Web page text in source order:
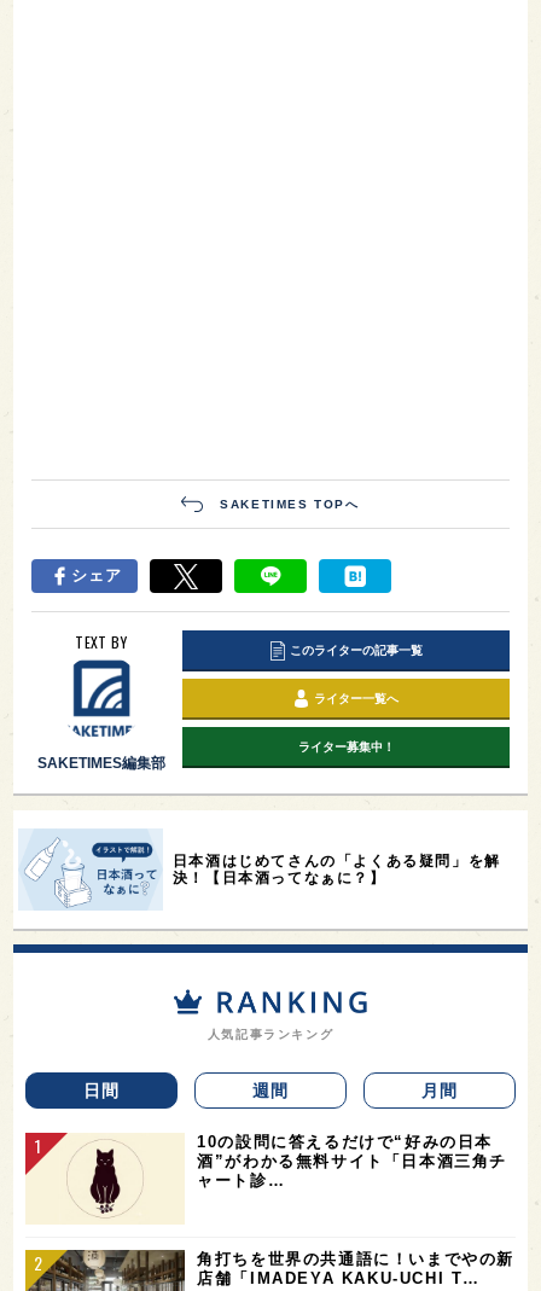
SAKETIMES TOPへ
シェア
TEXT BY
SAKETIMES編集部
このライターの記事一覧
ライター一覧へ
ライター募集中！
日本酒はじめてさんの「よくある疑問」を解
決！【日本酒ってなぁに？】
人気記事ランキング
日間 週間 月間
10の設問に答えるだけで“好みの日本
酒”がわかる無料サイト「日本酒三角チ
ャート診…
角打ちを世界の共通語に！いまでやの新
店舗「IMADEYA KAKU-UCHI T…